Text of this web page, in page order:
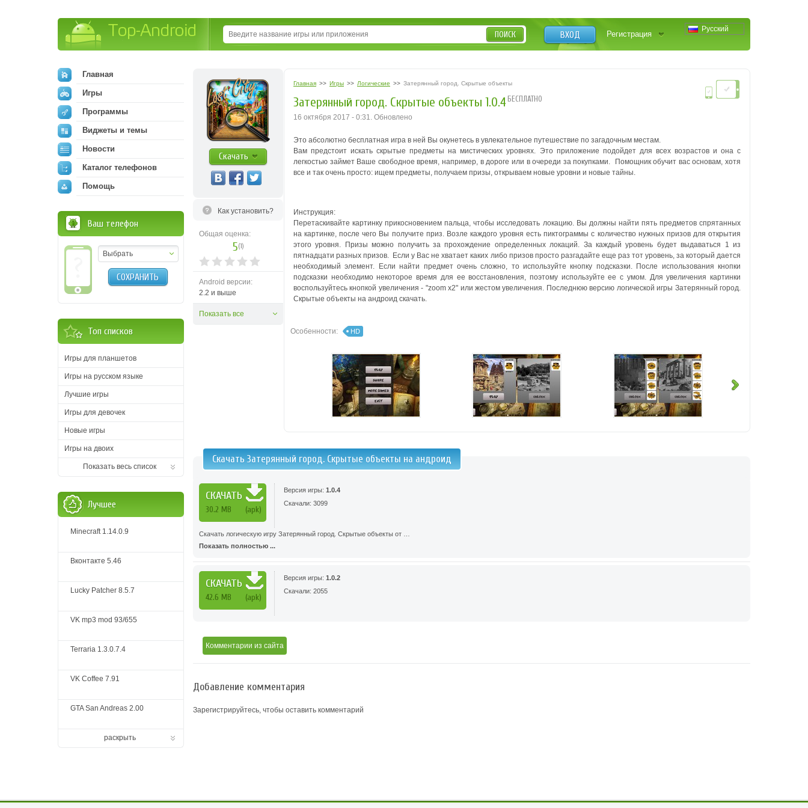
Русский
ВХОД Регистрация
ПОИСК
Скачать
Как установить?
Общая оценка:
5(1)
Android версии:
2.2 и выше
Показать все
Главная >> Игры >> Логические >> Затерянный город. Скрытые объекты
Затерянный город. Скрытые объекты 1.0.4 БЕСПЛАТНО
16 октября 2017 - 0:31. Обновлено
Это абсолютно бесплатная игра в ней Вы окунетесь в увлекательное путешествие по загадочным местам.
Вам предстоит искать скрытые предметы на мистических уровнях. Это приложение подойдет для всех возрастов и она с
легкостью займет Ваше свободное время, например, в дороге или в очереди за покупками. Помощник обучит вас основам, хотя
все и так очень просто: ищем предметы, получаем призы, открываем новые уровни и новые тайны.
Инструкция:
Перетаскивайте картинку прикосновением пальца, чтобы исследовать локацию. Вы должны найти пять предметов спрятанных
на картинке, после чего Вы получите приз. Возле каждого уровня есть пиктограммы с количество нужных призов для открытия
этого уровня. Призы можно получить за прохождение определенных локаций. За каждый уровень будет выдаваться 1 из
пятнадцати разных призов. Если у Вас не хватает каких либо призов просто разгадайте еще раз тот уровень, за который дается
необходимый элемент.
Если найти предмет очень сложно, то используйте кнопку подсказки. После использования кнопки
подсказки необходимо некоторое время для ее восстановления, поэтому используйте ее с умом. Для увеличения картинки
воспользуйтесь кнопкой увеличения - "zoom x2" или жестом увеличения. Последнюю версию логической игры Затерянный город.
Скрытые объекты на андроид скачать.
Особенности: HD
Скачать Затерянный город. Скрытые объекты на андроид
СКАЧАТЬ
30.2 MB (apk)
Версия игры: 1.0.4
Скачали: 3099
Скачать логическую игру Затерянный город. Скрытые объекты от …
Показать полностью ...
СКАЧАТЬ
42.6 MB (apk)
Версия игры: 1.0.2
Скачали: 2055
Комментарии из сайта
Добавление комментария
Зарегистрируйтесь, чтобы оставить комментарий
Главная
Игры
Программы
Виджеты и темы
Новости
Каталог телефонов
Помощь
Ваш телефон
Выбрать
СОХРАНИТЬ
Топ списков
Игры для планшетов
Игры на русском языке
Лучшие игры
Игры для девочек
Новые игры
Игры на двоих
Показать весь список
Лучшее
Minecraft 1.14.0.9
Вконтакте 5.46
Lucky Patcher 8.5.7
VK mp3 mod 93/655
Terraria 1.3.0.7.4
VK Coffee 7.91
GTA San Andreas 2.00
раскрыть